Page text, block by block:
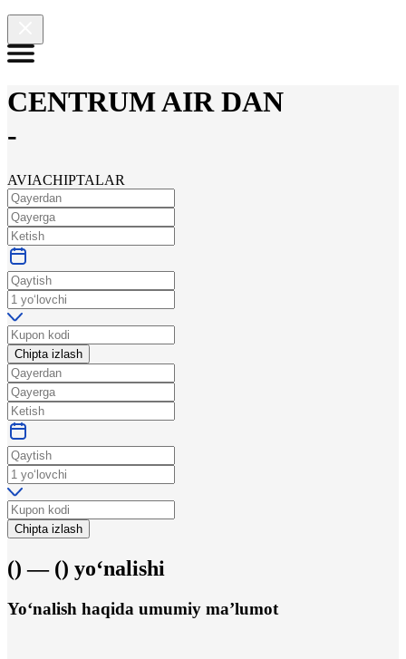
CENTRUM AIR DAN
-
AVIACHIPTALAR
Chipta izlash
Chipta izlash
() — () yo‘nalishi
Yo‘nalish haqida umumiy ma’lumot